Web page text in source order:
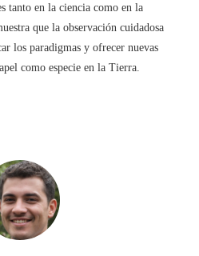
tanto en la ciencia como en la
que la observación cuidadosa
los paradigmas y ofrecer nuevas
como especie en la Tierra.